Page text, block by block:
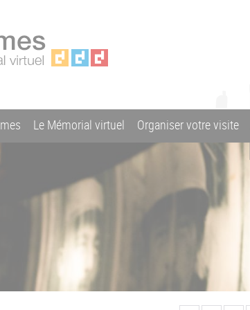
Le Mémorial virtuel Organiser votre visite